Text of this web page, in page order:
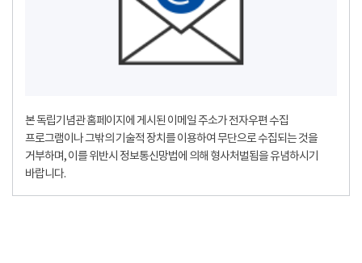
본 독립기념관 홈페이지에 게시된 이메일 주소가 전자우편 수집
프로그램이나 그밖의 기술적 장치를 이용하여 무단으로 수집되는 것을
거부하며, 이를 위반시 정보통신망법에 의해 형사처벌됨을 유념하시기
바랍니다.